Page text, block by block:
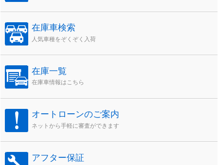
在庫車検索
人気車種をぞくぞく入荷
在庫一覧
在庫車情報はこちら
オートローンのご案内
ネットから手軽に審査ができます
アフター保証